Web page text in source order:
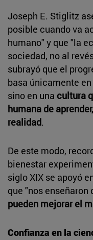
Joseph E. Stiglitz
posible cuando va
humano" y que "la
sociedad, no al
subrayó que el
basa únicamente
sino en una cultura
humana de
realidad.
De este modo,
bienestar
siglo XIX se apoyó
que "nos enseñaron
pueden mejorar el
Confianza en la